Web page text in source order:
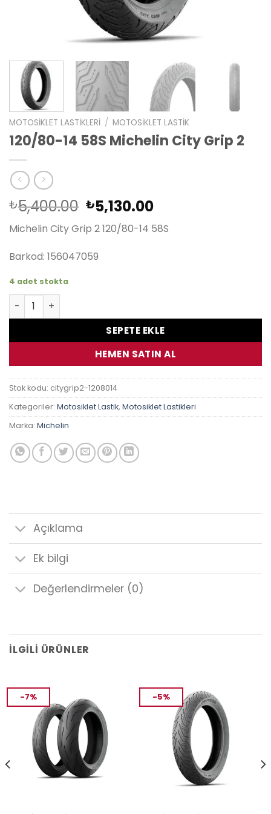
MOTOSIKLET LASTIKLERI / MOTOSIKLET LASTIK
120/80-14 58S Michelin City Grip 2
₺5,400.00 Orijinal
fiyat:
₺5,400.00.
₺5,130.00Şu
andaki
fiyat:
Michelin City Grip 2 120/80-14 58S
Barkod: 156047059
4 adet stokta
120/80-14 58S Michelin City Grip 2 adet
SEPETE EKLE
HEMEN SATIN AL
Stok kodu: citygrip2-1208014
Kategoriler: Motosiklet Lastik, Motosiklet Lastikleri
Marka: Michelin
Açıklama
Ek bilgi
Değerlendirmeler (0)
İLGILI ÜRÜNLER
-7% -5%